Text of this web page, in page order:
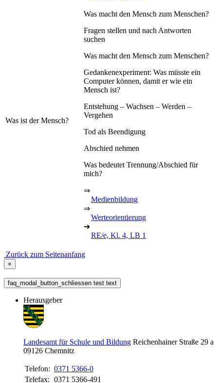
Was ist der Mensch?
Was macht den Mensch zum Menschen?
Fragen stellen und nach Antworten
suchen
Was macht den Mensch zum Menschen?
Gedankenexperiment: Was müsste ein
Computer können, damit er wie ein
Mensch ist?
Entstehung – Wachsen – Werden –
Vergehen
Tod als Beendigung
Abschied nehmen
Was bedeutet Trennung/Abschied für
mich?
⇒
Medienbildung
⇒
Werteorientierung
➔
RE/e, Kl. 4, LB 1
Zurück zum Seitenanfang
×
faq_modal_button_schliessen test text
Herausgeber
Landesamt für Schule und Bildung Reichenhainer Straße 29 a
09126 Chemnitz
Telefon: 0371 5366-0
Telefax: 0371 5366-491